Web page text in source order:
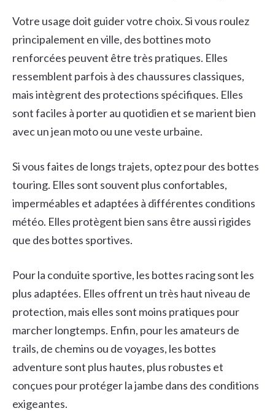
Votre usage doit guider votre choix. Si vous roulez
principalement en ville, des bottines moto
renforcées peuvent être très pratiques. Elles
ressemblent parfois à des chaussures classiques,
mais intègrent des protections spécifiques. Elles
sont faciles à porter au quotidien et se marient bien
avec un jean moto ou une veste urbaine.
Si vous faites de longs trajets, optez pour des bottes
touring. Elles sont souvent plus confortables,
imperméables et adaptées à différentes conditions
météo. Elles protègent bien sans être aussi rigides
que des bottes sportives.
Pour la conduite sportive, les bottes racing sont les
plus adaptées. Elles offrent un très haut niveau de
protection, mais elles sont moins pratiques pour
marcher longtemps. Enfin, pour les amateurs de
trails, de chemins ou de voyages, les bottes
adventure sont plus hautes, plus robustes et
conçues pour protéger la jambe dans des conditions
exigeantes.